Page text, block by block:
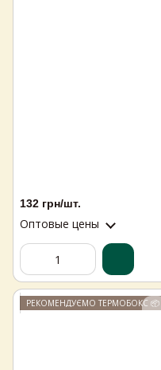
132 грн/шт.
Оптовые цены
РЕКОМЕНДУЄМО ТЕРМОБОКС 📦